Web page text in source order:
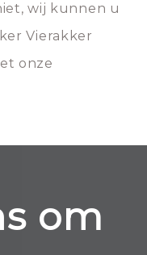
wij kunnen u
Vierakker
onze
om